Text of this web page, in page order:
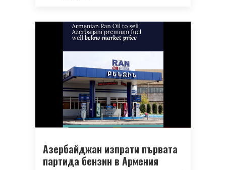
Азербайджан изпрати първата
партида бензин в Армения